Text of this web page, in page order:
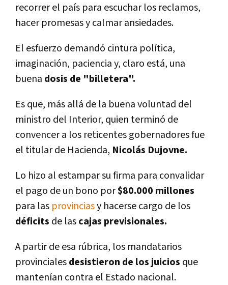
recorrer el paí­s para escuchar los reclamos,
hacer promesas y calmar ansiedades.
El esfuerzo demandó cintura polí­tica,
imaginación, paciencia y, claro está, una
buena dosis de "billetera".
Es que, más allá de la buena voluntad del
ministro del Interior, quien terminó de
convencer a los reticentes gobernadores fue
el titular de Hacienda, Nicolás Dujovne.
Lo hizo al estampar su firma para convalidar
el pago de un bono por$80.000 millones
para las provinciasy hacerse cargo de los
déficits de lascajas previsionales.
A partir de esa rúbrica, los mandatarios
provincialesdesistieron de los juicios que
mantení­an contra el Estado nacional.